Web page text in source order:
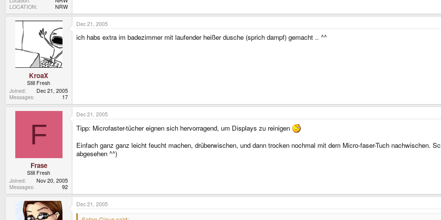
LOCATION
NRW
KroaX
Still Fresh
Joined
Dec 21, 2005
Messages
17
Dec 21, 2005
ich habs extra im badezimmer mit laufender heißer dusche (sprich dampf) gemacht .. ^^
F
Frase
Still Fresh
Joined
Nov 20, 2005
Messages
92
Dec 21, 2005
Tipp: Microfaster-tücher eignen sich hervorragend, um Displays zu reinigen
Einfach ganz ganz leicht feucht machen, drüberwischen, und dann trocken nochmal mit dem Micro-faser-Tuch nachwischen.
abgesehen ^^)
Dec 21, 2005